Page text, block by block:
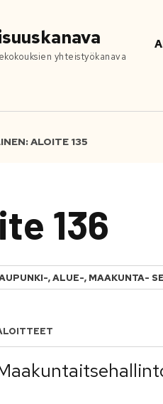
yhteistyökanava
ALOITE 135
136
, ALUE-, MAAKUNTA-